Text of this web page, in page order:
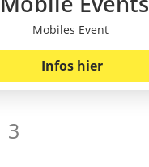
Mobiles Event
Infos hier
3